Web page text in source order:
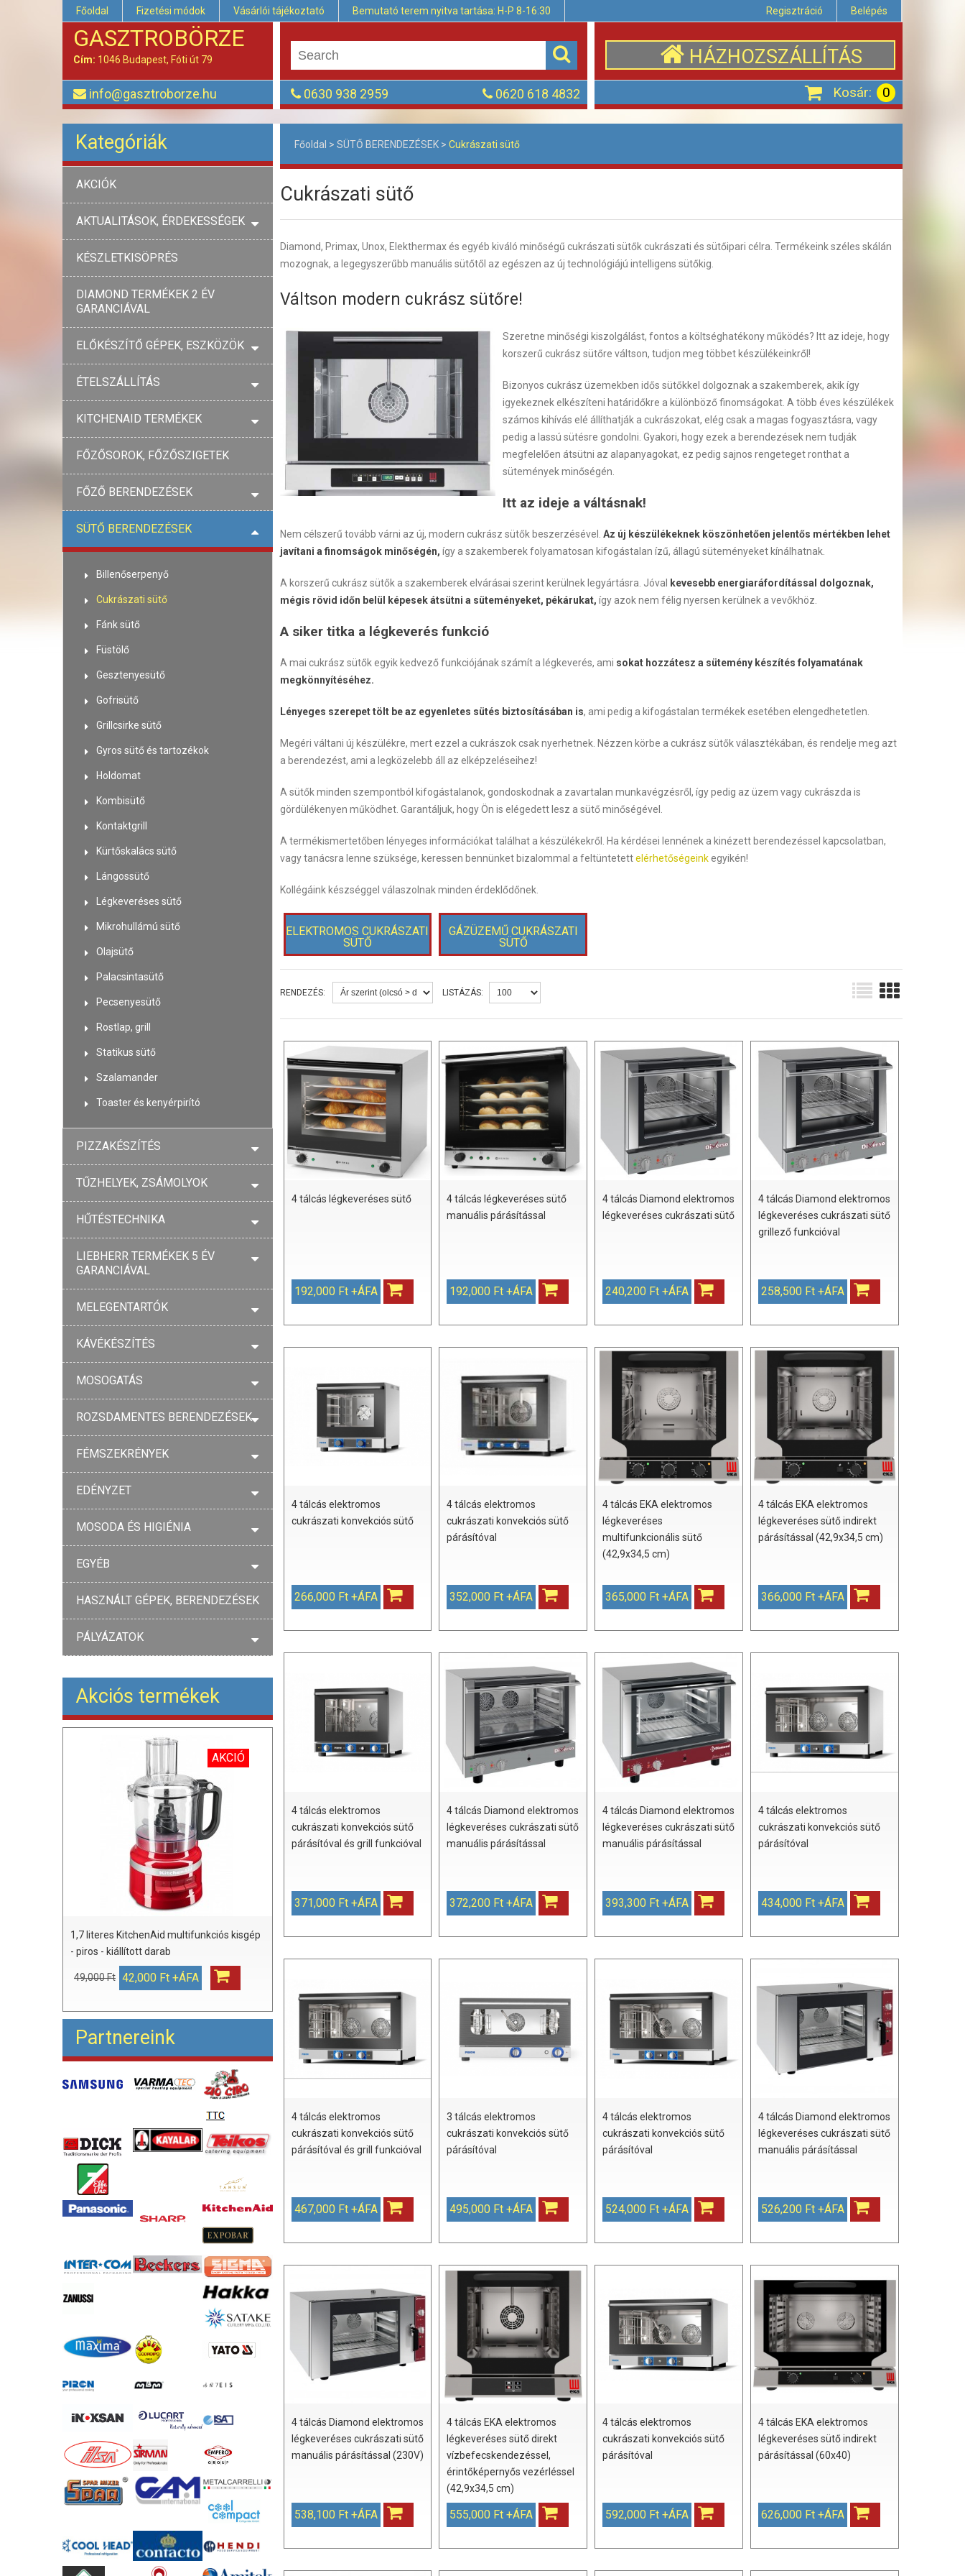
Főoldal Fizetési módok Vásárlói tájékoztató Bemutató terem nyitva tartása: H-P 8-16:30 Regisztráció Belépés
GASZTROBÖRZE
Cím: 1046 Budapest, Fóti út 79 HÁZHOZSZÁLLÍTÁS
info@gasztroborze.hu 0630 938 2959 0620 618 4832 Kosár: 0
Kategóriák
AKCIÓK
AKTUALITÁSOK, ÉRDEKESSÉGEK
KÉSZLETKISÖPRÉS
DIAMOND TERMÉKEK 2 ÉV
GARANCIÁVAL
ELŐKÉSZÍTŐ GÉPEK, ESZKÖZÖK
ÉTELSZÁLLÍTÁS
KITCHENAID TERMÉKEK
FŐZŐSOROK, FŐZŐSZIGETEK
FŐZŐ BERENDEZÉSEK
SÜTŐ BERENDEZÉSEK
Billenőserpenyő
Cukrászati sütő
Fánk sütő
Füstölő
Gesztenyesütő
Gofrisütő
Grillcsirke sütő
Gyros sütő és tartozékok
Holdomat
Kombisütő
Kontaktgrill
Kürtőskalács sütő
Lángossütő
Légkeveréses sütő
Mikrohullámú sütő
Olajsütő
Palacsintasütő
Pecsenyesütő
Rostlap, grill
Statikus sütő
Szalamander
Toaster és kenyérpirító
PIZZAKÉSZÍTÉS
TŰZHELYEK, ZSÁMOLYOK
HŰTÉSTECHNIKA
LIEBHERR TERMÉKEK 5 ÉV
GARANCIÁVAL
MELEGENTARTÓK
KÁVÉKÉSZÍTÉS
MOSOGATÁS
ROZSDAMENTES BERENDEZÉSEK
FÉMSZEKRÉNYEK
EDÉNYZET
MOSODA ÉS HIGIÉNIA
EGYÉB
HASZNÁLT GÉPEK, BERENDEZÉSEK
PÁLYÁZATOK
Akciós termékek
AKCIÓ
1,7 literes KitchenAid multifunkciós kisgép
- piros - kiállított darab
49,000 Ft 42,000 Ft +ÁFA
Partnereink
Főoldal > SÜTŐ BERENDEZÉSEK> Cukrászati sütő
Cukrászati sütő
Diamond, Primax, Unox, Elekthermax és egyéb kiváló minőségű cukrászati sütők cukrászati és sütőipari célra. Termékeink széles skálán
mozognak, a legegyszerűbb manuális sütőtől az egészen az új technológiájú intelligens sütőkig.
Váltson modern cukrász sütőre!
Szeretne minőségi kiszolgálást, fontos a költséghatékony működés? Itt az ideje, hogy
korszerű cukrász sütőre váltson, tudjon meg többet készülékeinkről!
Bizonyos cukrász üzemekben idős sütőkkel dolgoznak a szakemberek, akik így
igyekeznek elkészíteni határidőkre a különböző finomságokat. A több éves készülékek
számos kihívás elé állíthatják a cukrászokat, elég csak a magas fogyasztásra, vagy
pedig a lassú sütésre gondolni. Gyakori, hogy ezek a berendezések nem tudják
megfelelően átsütni az alapanyagokat, ez pedig sajnos rengeteget ronthat a
sütemények minőségén.
Itt az ideje a váltásnak!
Nem célszerű tovább várni az új, modern cukrász sütők beszerzésével. Az új készülékeknek köszönhetően jelentős mértékben lehet
javítani a finomságok minőségén, így a szakemberek folyamatosan kifogástalan ízű, állagú süteményeket kínálhatnak.
A korszerű cukrász sütők a szakemberek elvárásai szerint kerülnek legyártásra. Jóval
kevesebb energiaráfordítással dolgoznak,
mégis rövid időn belül képesek átsütni a süteményeket, pékárukat, így azok nem félig nyersen kerülnek a vevőkhöz.
A siker titka a légkeverés funkció
A mai cukrász sütők egyik kedvező funkciójának számít a légkeverés, ami sokat hozzátesz a sütemény készítés folyamatának
megkönnyítéséhez.
Lényeges szerepet tölt be az egyenletes sütés biztosításában is, ami pedig a kifogástalan termékek esetében elengedhetetlen.
Megéri váltani új készülékre, mert ezzel a cukrászok csak nyerhetnek. Nézzen körbe a cukrász sütők választékában, és rendelje meg azt
a berendezést, ami a legközelebb áll az elképzeléseihez!
A sütők minden szempontból kifogástalanok, gondoskodnak a zavartalan munkavégzésről, így pedig az üzem vagy cukrászda is
gördülékenyen működhet. Garantáljuk, hogy Ön is elégedett lesz a sütő minőségével.
A termékismertetőben lényeges információkat találhat a készülékekről. Ha kérdései lennének a kinézett berendezéssel kapcsolatban,
vagy tanácsra lenne szüksége, keressen bennünket bizalommal a feltüntetettelérhetőségeinkegyikén!
Kollégáink készséggel válaszolnak minden érdeklődőnek.
ELEKTROMOS CUKRÁSZATI
SÜTŐ
GÁZÜZEMŰ CUKRÁSZATI
SÜTŐ
RENDEZÉS: LISTÁZÁS:
4 tálcás légkeveréses sütő
192,000 Ft +ÁFA
4 tálcás légkeveréses sütő
manuális párásítással
192,000 Ft +ÁFA
4 tálcás Diamond elektromos
légkeveréses cukrászati sütő
240,200 Ft +ÁFA
4 tálcás Diamond elektromos
légkeveréses cukrászati sütő
grillező funkcióval
258,500 Ft +ÁFA
4 tálcás elektromos
cukrászati konvekciós sütő
266,000 Ft +ÁFA
4 tálcás elektromos
cukrászati konvekciós sütő
párásítóval
352,000 Ft +ÁFA
4 tálcás EKA elektromos
légkeveréses
multifunkcionális sütő
(42,9x34,5 cm)
365,000 Ft +ÁFA
4 tálcás EKA elektromos
légkeveréses sütő indirekt
párásítással (42,9x34,5 cm)
366,000 Ft +ÁFA
4 tálcás elektromos
cukrászati konvekciós sütő
párásítóval és grill funkcióval
371,000 Ft +ÁFA
4 tálcás Diamond elektromos
légkeveréses cukrászati sütő
manuális párásítással
372,200 Ft +ÁFA
4 tálcás Diamond elektromos
légkeveréses cukrászati sütő
manuális párásítással
393,300 Ft +ÁFA
4 tálcás elektromos
cukrászati konvekciós sütő
párásítóval
434,000 Ft +ÁFA
4 tálcás elektromos
cukrászati konvekciós sütő
párásítóval és grill funkcióval
467,000 Ft +ÁFA
3 tálcás elektromos
cukrászati konvekciós sütő
párásítóval
495,000 Ft +ÁFA
4 tálcás elektromos
cukrászati konvekciós sütő
párásítóval
524,000 Ft +ÁFA
4 tálcás Diamond elektromos
légkeveréses cukrászati sütő
manuális párásítással
526,200 Ft +ÁFA
4 tálcás Diamond elektromos
légkeveréses cukrászati sütő
manuális párásítással (230V)
538,100 Ft +ÁFA
4 tálcás EKA elektromos
légkeveréses sütő direkt
vízbefecskendezéssel,
érintőképernyős vezérléssel
(42,9x34,5 cm)
555,000 Ft +ÁFA
4 tálcás elektromos
cukrászati konvekciós sütő
párásítóval
592,000 Ft +ÁFA
4 tálcás EKA elektromos
légkeveréses sütő indirekt
párásítással (60x40)
626,000 Ft +ÁFA